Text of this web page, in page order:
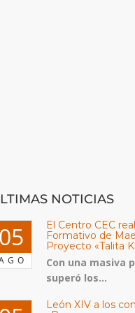
NOTICIAS
El Centro CEC
Formativo de
Proyecto «Talita
Con una masiva
superó los...
León XIV a los